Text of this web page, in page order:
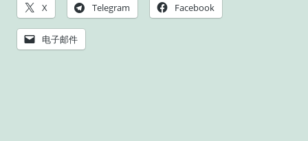
X Telegram Facebook
电子邮件